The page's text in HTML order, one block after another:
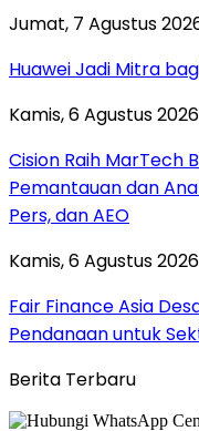
Jumat, 7 Agustus
Huawei Jadi Mitra
Kamis, 6 Agustus
Cision Raih MarTech
Pemantauan dan
Pers, dan AEO
Kamis, 6 Agustus
Fair Finance Asia
Pendanaan untuk
Berita Terbaru